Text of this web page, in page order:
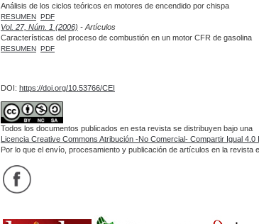
Análisis de los ciclos teóricos en motores de encendido por chispa
RESUMEN PDF
Vol. 27, Núm. 1 (2006) - Artículos
Características del proceso de combustión en un motor CFR de gasolina
RESUMEN PDF
DOI: https://doi.org/10.53766/CEI
Todos los documentos publicados en esta revista se distribuyen bajo una
Licencia Creative Commons Atribución -No Comercial- Compartir Igual 4.0
Por lo que el envío, procesamiento y publicación de artículos en la revista